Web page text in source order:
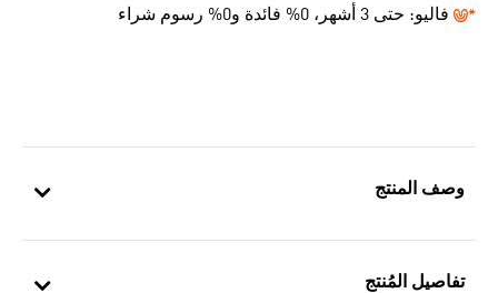
وصف المنتج
تفاصيل المُنتج
فاليو: حتى 3 أشهر، 0% فائدة و0% رسوم شراء